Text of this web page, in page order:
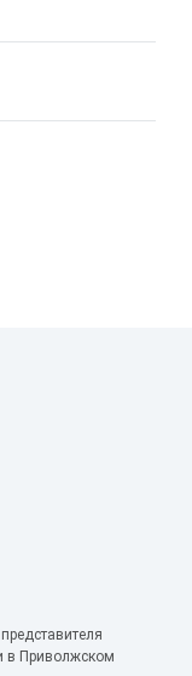
в Приволжском